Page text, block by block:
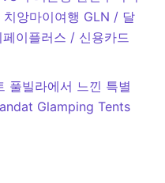
치앙마이여행 GLN / 달
이플러스 / 신용카드
풀빌라에서 느낀 특별
Glamping Tents